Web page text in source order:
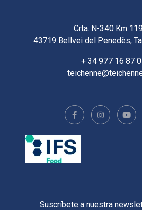
Crta. N-340 Km
43719 Bellvei del Penedès,
+ 34 977 16 87
Suscríbete a nuestra